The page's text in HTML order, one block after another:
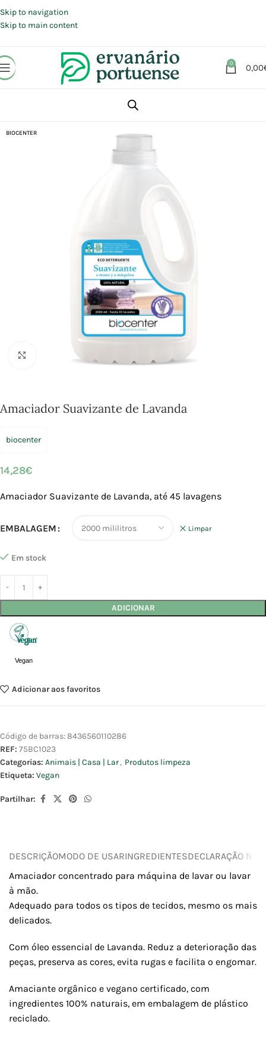
Skip to navigation
Skip to main content
0 0,00
Animais | Casa | Lar
BIOCENTER
Click to enlarge
Amaciador Suavizante de Lavanda
biocenter
14,28€
Amaciador Suavizante de Lavanda, até 45 lavagens
EMBALAGEM Limpar
Em stock
ADICIONAR
Vegan
Adicionar aos favoritos
Código de barras:8436560110286
REF: 75BC1023
Categorias: Animais | Casa | Lar, Produtos limpeza
Etiqueta: Vegan
Partilhar:
DESCRIÇÃOMODO DE USARINGREDIENTESDECLARAÇÃO
Amaciador concentrado para máquina de lavar ou lavar
à mão.
Adequado para todos os tipos de tecidos, mesmo os mais
delicados.
Com óleo essencial de Lavanda. Reduz a deterioração das
peças, preserva as cores, evita rugas e facilita o engomar.
Amaciante orgânico e vegano certificado, com
ingredientes 100% naturais, em embalagem de plástico
reciclado.